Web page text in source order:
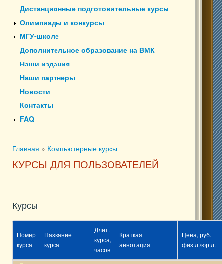
Дистанционные подготовительные курсы
Олимпиады и конкурсы
МГУ-школе
Дополнительное образование на ВМК
Наши издания
Наши партнеры
Новости
Контакты
FAQ
Вы здесь
Главная » Компьютерные курсы
КУРСЫ ДЛЯ ПОЛЬЗОВАТЕЛЕЙ
Курсы
Номер
курса
Название
курса
Длит.
курса,
часов
Краткая
аннотация
Цена, руб.
физ.л./юр.л.